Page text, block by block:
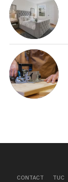
CONTACT TUC